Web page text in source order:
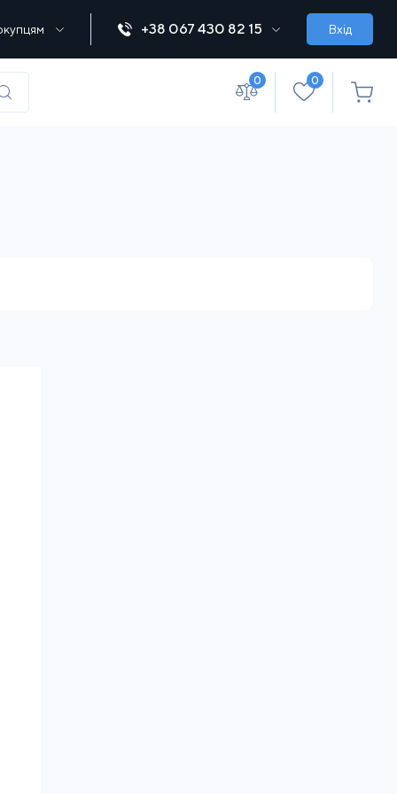
+38 067 430 82 15 Вхід
0 0